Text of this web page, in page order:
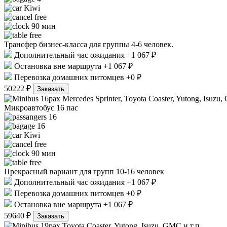
Kiwi
free
90 мин
free
Трансфер бизнес-класса для группы 4-6 человек.
Дополнительный час ожидания +1 067 ₽
Остановка вне маршрута +1 067 ₽
Перевозка домашних питомцев +0 ₽
50222 ₽
Заказать
Mercedes Sprinter, Toyota Coaster, Yutong, Isuzu,
Микроавтобус 16 пас
16
16
Kiwi
free
90 мин
free
Прекрасный вариант для групп 10-16 человек
Дополнительный час ожидания +1 067 ₽
Перевозка домашних питомцев +0 ₽
Остановка вне маршрута +1 067 ₽
59640 ₽
Заказать